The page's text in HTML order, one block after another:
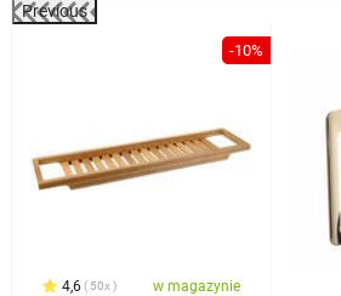
Previous
-10%
4,6 50x w magazynie